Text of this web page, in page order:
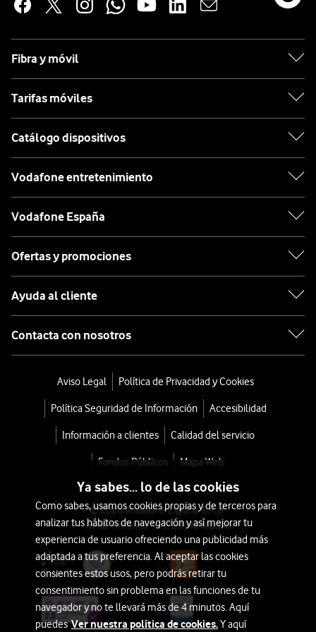
Fibra y móvil
Tarifas móviles
Catálogo dispositivos
Vodafone entretenimiento
Vodafone España
Ofertas y promociones
Ayuda al cliente
Contacta con nosotros
Aviso Legal Política de Privacidad y Cookies
Política Seguridad de Información Accesibilidad
Información a clientes Calidad del servicio
Fondos Públicos Mapa Web
© 2026 Vodafone España S.A.U.
Avda. América 115, 28042 Madrid
Ya sabes... lo de las cookies
Como sabes, usamos cookies propias y de terceros para
analizar tus hábitos de navegación y así mejorar tu
experiencia de usuario ofreciendo una publicidad más
adaptada a tus preferencia. Al aceptar las cookies
consientes estos usos, pero podrás retirar tu
consentimiento sin problema en las funciones de tu
navegador y no te llevará más de 4 minutos. Aquí
puedesVer nuestra política de cookies.Y aquí